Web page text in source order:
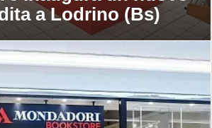
a Lodrino (Bs)